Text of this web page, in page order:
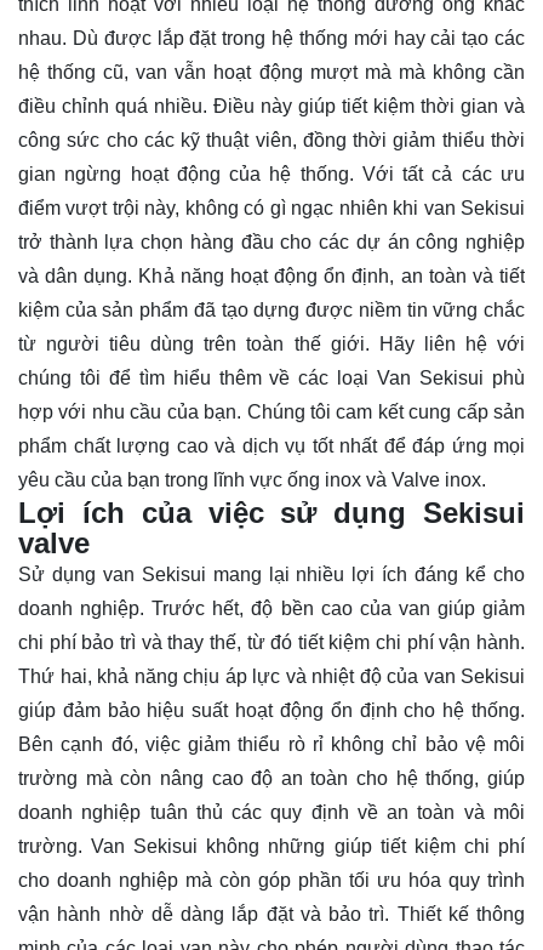
nhau. Dù được lắp đặt trong hệ thống mới hay cải tạo các
hệ thống cũ, van vẫn hoạt động mượt mà mà không cần
điều chỉnh quá nhiều. Điều này giúp tiết kiệm thời gian và
công sức cho các kỹ thuật viên, đồng thời giảm thiểu thời
gian ngừng hoạt động của hệ thống. Với tất cả các ưu
điểm vượt trội này, không có gì ngạc nhiên khi van Sekisui
trở thành lựa chọn hàng đầu cho các dự án công nghiệp
và dân dụng. Khả năng hoạt động ổn định, an toàn và tiết
kiệm của sản phẩm đã tạo dựng được niềm tin vững chắc
từ người tiêu dùng trên toàn thế giới. Hãy
liên hệvới
chúng tôi để tìm hiểu thêm về các loại Van Sekisui phù
hợp với nhu cầu của bạn. Chúng tôi cam kết cung cấp sản
phẩm chất lượng cao và dịch vụ tốt nhất để đáp ứng mọi
yêu cầu của bạn trong lĩnh vực ống inox và Valve inox.
Lợi ích của việc sử dụng Sekisui
valve
Sử dụng van Sekisui mang lại nhiều lợi ích đáng kể cho
doanh nghiệp. Trước hết, độ bền cao của van giúp giảm
chi phí bảo trì và thay thế, từ đó tiết kiệm chi phí vận hành.
Thứ hai, khả năng chịu áp lực và nhiệt độ của van Sekisui
giúp đảm bảo hiệu suất hoạt động ổn định cho hệ thống.
Bên cạnh đó, việc giảm thiểu rò rỉ không chỉ bảo vệ môi
trường mà còn nâng cao độ an toàn cho hệ thống, giúp
doanh nghiệp tuân thủ các quy định về an toàn và môi
trường. Van Sekisui không những giúp tiết kiệm chi phí
cho doanh nghiệp mà còn góp phần tối ưu hóa quy trình
vận hành nhờ dễ dàng lắp đặt và bảo trì. Thiết kế thông